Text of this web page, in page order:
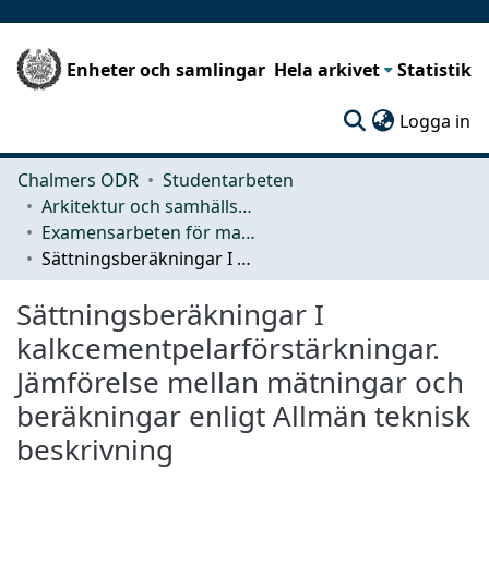
Enheter och samlingar Hela arkivet Statistik
Logga in
Chalmers ODR
Studentarbeten
Arkitektur och samhällsbyggnadsteknik (ACE)
Examensarbeten för masterexamen
Sättningsberäkningar I kalkcementpelarförstärkningar. Jämförelse mellan mätningar och beräkningar enligt Allmän teknisk beskrivning
Sättningsberäkningar I
kalkcementpelarförstärkningar.
Jämförelse mellan mätningar och
beräkningar enligt Allmän teknisk
beskrivning